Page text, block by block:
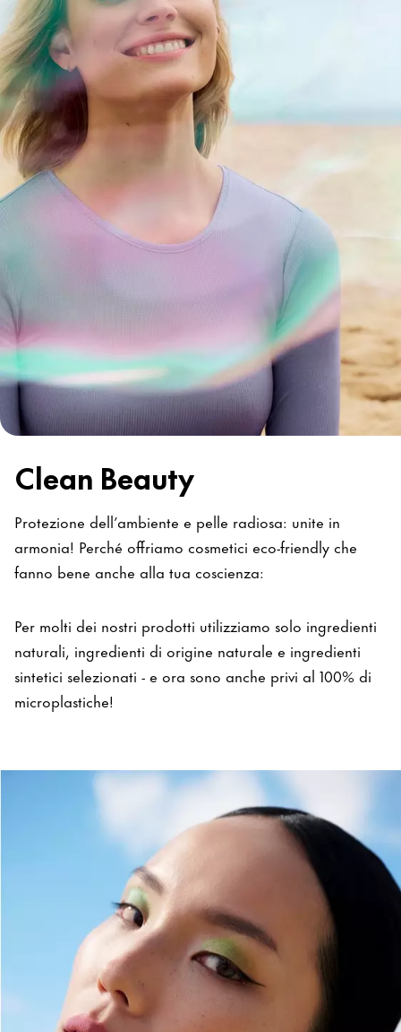
Clean Beauty
Protezione dell’ambiente e pelle radiosa: unite in
armonia! Perché offriamo cosmetici eco-friendly che
fanno bene anche alla tua coscienza:
Per molti dei nostri prodotti utilizziamo solo ingredienti
naturali, ingredienti di origine naturale e ingredienti
sintetici selezionati - e ora sono anche privi al 100% di
microplastiche!